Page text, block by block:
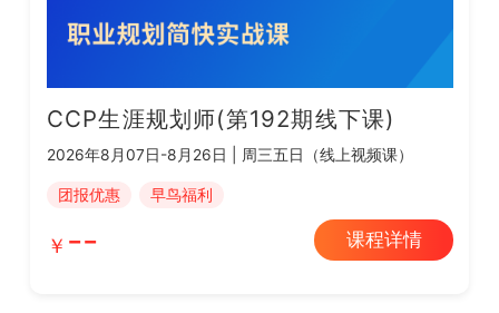
CCP生涯规划师(第192期线下课)
2026年8月07日-8月26日 | 周三五日（线上视频课）
团报优惠 早鸟福利
-- 课程详情